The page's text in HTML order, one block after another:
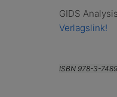
GIDS
Verlagslink!
ISBN 978-3-